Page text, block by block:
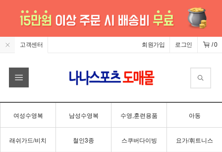
고객센터 /0
로그인
회원가입
여성수영복 남성수영복 수영,훈련용품 아동
래쉬가드/비치 철인3종 스쿠버다이빙 요가/휘트니스